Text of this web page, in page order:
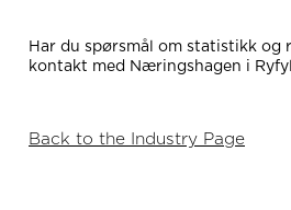
Har du spørsmål om statistikk og
kontakt med Næringshagen i
Back to the Industry Page